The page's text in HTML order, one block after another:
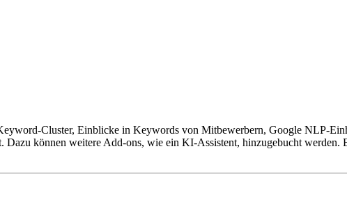
Cluster, Einblicke in Keywords von Mitbewerbern, Google NLP-
können weitere Add-ons, wie ein KI-Assistent, hinzugebucht werden.